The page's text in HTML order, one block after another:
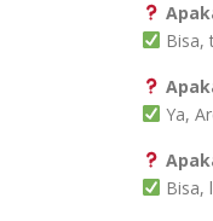
Bisa,
Ya,
Bisa,